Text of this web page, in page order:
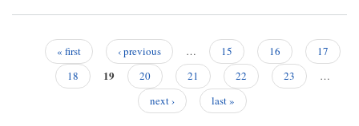
Pages
« first ‹ previous … 15 16
17
18
19 20 21 22 23
…
next ›
last »